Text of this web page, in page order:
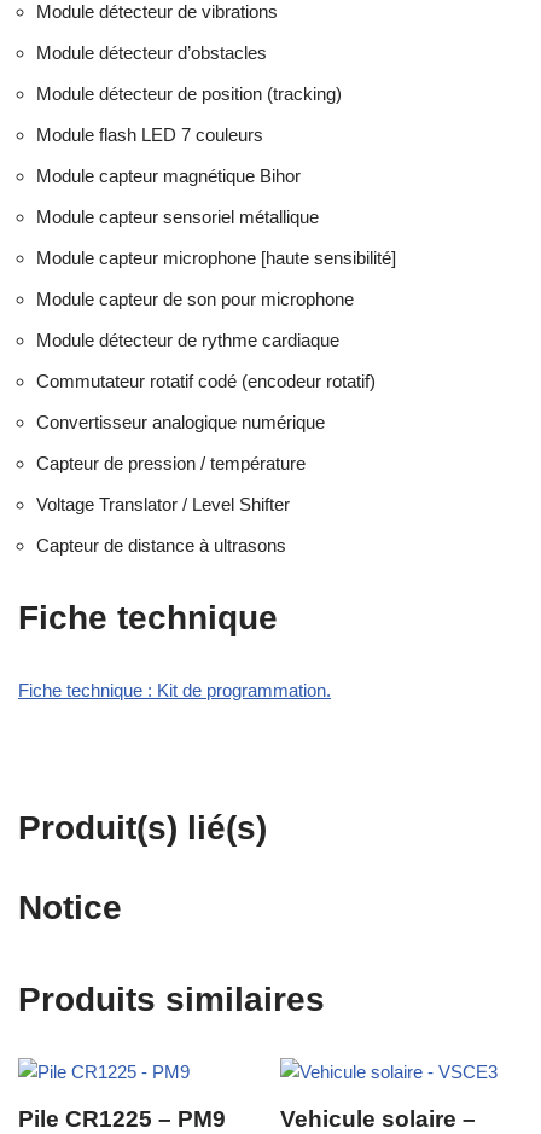
Module détecteur de vibrations
Module détecteur d’obstacles
Module détecteur de position (tracking)
Module flash LED 7 couleurs
Module capteur magnétique Bihor
Module capteur sensoriel métallique
Module capteur microphone [haute sensibilité]
Module capteur de son pour microphone
Module détecteur de rythme cardiaque
Commutateur rotatif codé (encodeur rotatif)
Convertisseur analogique numérique
Capteur de pression / température
Voltage Translator / Level Shifter
Capteur de distance à ultrasons
Fiche technique
Fiche technique : Kit de programmation.
Produit(s) lié(s)
Notice
Produits similaires
Pile CR1225 – PM9
Vehicule solaire –